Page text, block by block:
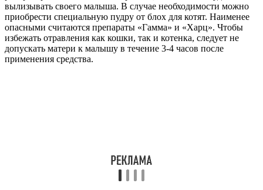
вылизывать своего малыша. В случае необходимости можно
приобрести специальную пудру от блох для котят. Наименее
опасными считаются препараты «Гамма» и «Харц». Чтобы
избежать отравления как кошки, так и котенка, следует не
допускать матери к малышу в течение 3-4 часов после
применения средства.